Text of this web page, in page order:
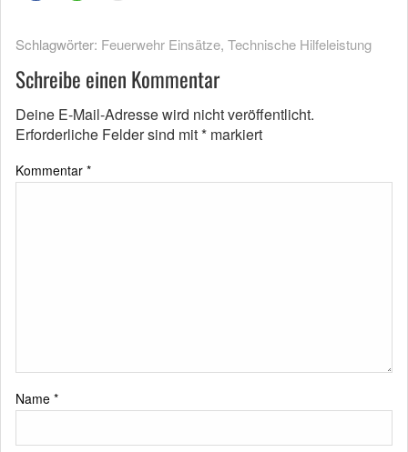
Schlagwörter: Feuerwehr Einsätze, Technische Hilfeleistung
Schreibe einen Kommentar
Deine E-Mail-Adresse wird nicht veröffentlicht.
Erforderliche Felder sind mit* markiert
Kommentar *
Name *